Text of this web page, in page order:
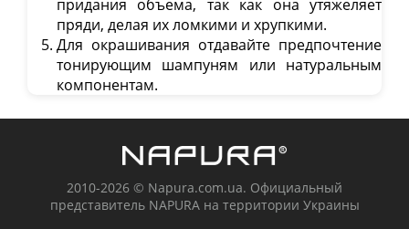
придания объема, так как она утяжеляет
пряди, делая их ломкими и хрупкими.
Для окрашивания отдавайте предпочтение
тонирующим шампуням или натуральным
компонентам.
2010-2026 © Napura.com.ua. Официальный
представитель NAPURA на территории Украины